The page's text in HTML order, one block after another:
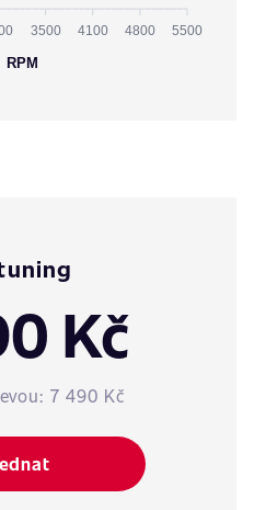
3500 4100 4800 5500
RPM
Kč
7 490 Kč